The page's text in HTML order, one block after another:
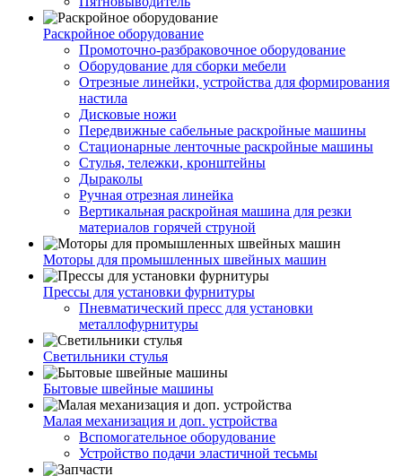
Раскройное оборудование
Промоточно-разбраковочное оборудование
Оборудование для сборки мебели
Отрезные линейки, устройства для формирования
настила
Дисковые ножи
Передвижные сабельные раскройные машины
Стационарные ленточные раскройные машины
Стулья, тележки, кронштейны
Дыраколы
Ручная отрезная линейка
Вертикальная раскройная машина для резки
материалов горячей струной
Моторы для промышленных швейных машин
Прессы для установки фурнитуры
Пневматический пресс для установки
металлофурнитуры
Светильники стулья
Бытовые швейные машины
Малая механизация и доп. устройства
Вспомогательное оборудование
Устройство подачи эластичной тесьмы